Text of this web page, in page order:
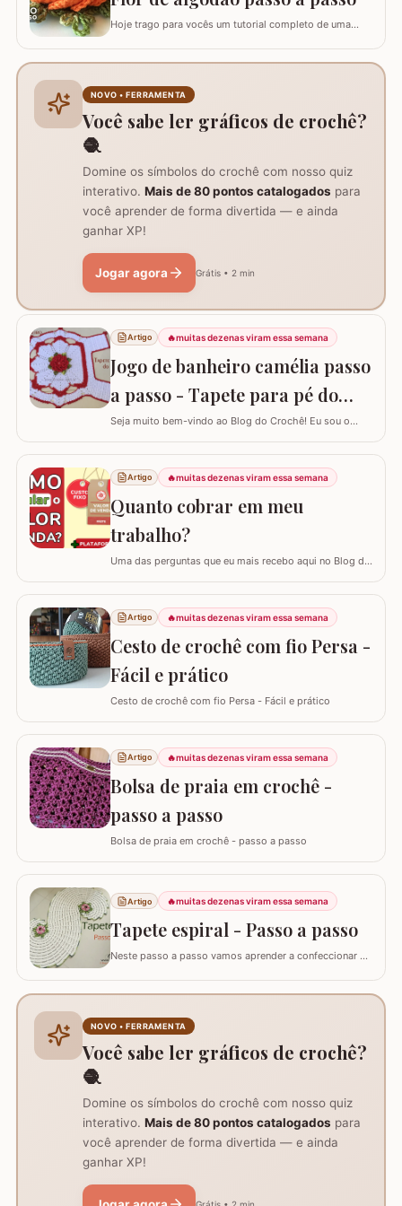
Hoje trago para vocês um tutorial completo de uma
seu trabalho manual, seja em colchas, caminhos de
mesa ou tapetes. Vamos aprender com…
NOVO • FERRAMENTA
Você sabe ler gráficos de crochê?
🧶
Domine os símbolos do crochê com nosso quiz
interativo. Mais de 80 pontos catalogados para
você aprender de forma divertida — e ainda
ganhar XP!
Jogar agora Grátis • 2 min
Artigo 🔥muitas dezenas viram essa semana
Jogo de banheiro camélia passo
a passo - Tapete para pé do
vaso
Seja muito bem-vindo ao Blog do Crochê! Eu sou o
tapete camélia para o pé do vaso sanitário. Este passo
a passo foi elaborado com muito carinho para que você
complete seu jogo de banheiro com perfeição. É uma
peça com encaixe preciso e um…
Artigo 🔥muitas dezenas viram essa semana
Quanto cobrar em meu
trabalho?
Uma das perguntas que eu mais recebo aqui no Blog do
quem já tem estrada, é: "Samuel, quanto eu devo cobrar
pelas minhas peças?". Eu sei que muitas vezes o medo
de cobrar o valor justo e não vender fala mais alto, mas
hoje eu quero te ajudar a mudar…
Artigo 🔥muitas dezenas viram essa semana
Cesto de crochê com fio Persa -
Fácil e prático
Cesto de crochê com fio Persa - Fácil e prático
Artigo 🔥muitas dezenas viram essa semana
Bolsa de praia em crochê -
passo a passo
Bolsa de praia em crochê - passo a passo
Artigo 🔥muitas dezenas viram essa semana
Tapete espiral - Passo a passo
Neste passo a passo vamos aprender a confeccionar o
multicolor para contorno, flores e folhas. Se for utilizar
como trilho de mesa aconselho um fio…
NOVO • FERRAMENTA
Você sabe ler gráficos de crochê?
🧶
Domine os símbolos do crochê com nosso quiz
interativo. Mais de 80 pontos catalogados para
você aprender de forma divertida — e ainda
ganhar XP!